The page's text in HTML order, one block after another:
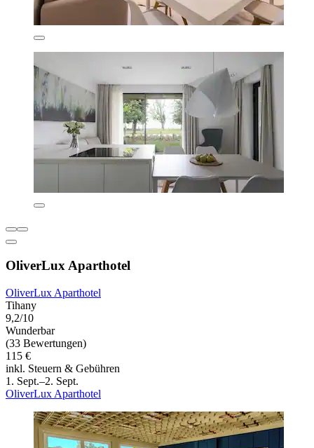
OliverLux Aparthotel
OliverLux Aparthotel
Tihany
9,2/10
Wunderbar
(33 Bewertungen)
115 €
inkl. Steuern & Gebühren
1. Sept.–2. Sept.
OliverLux Aparthotel